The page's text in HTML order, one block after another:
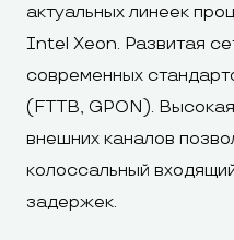
актуальных линеек
Intel Xeon. Развитая
современных
(FTTB, GPON).
внешних каналов
колоссальный
задержек.